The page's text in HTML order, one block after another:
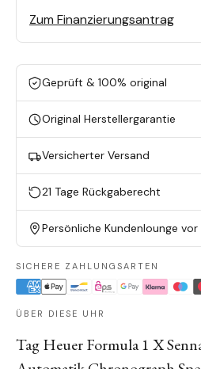
Zum Finanzierungsantrag
Geprüft & 100% original
Original Herstellergarantie
Versicherter Versand
21 Tage Rückgaberecht
Persönliche Kundenlounge vor
SICHERE ZAHLUNGSARTEN
ÜBER DIESE UHR
Tag Heuer Formula 1 X